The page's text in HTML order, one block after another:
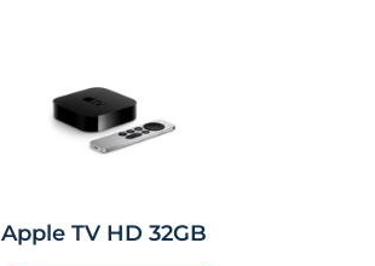
Apple TV HD 32GB